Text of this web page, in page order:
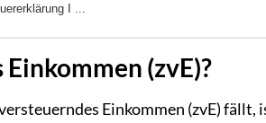
I ...
(zvE)?
Einkommen (zvE)